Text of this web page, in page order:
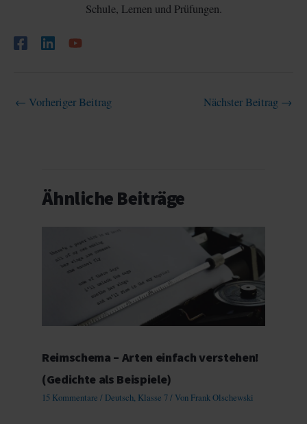
Schule, Lernen und Prüfungen.
← Vorheriger Beitrag Nächster Beitrag →
Ähnliche Beiträge
Reimschema – Arten einfach verstehen!
(Gedichte als Beispiele)
15 Kommentare / Deutsch, Klasse 7/ Von Frank Olschewski